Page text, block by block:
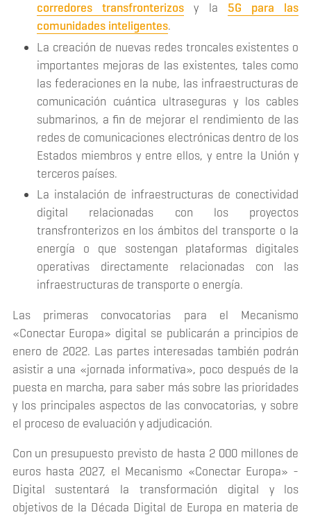
corredores transfronterizos y la 5G para las
comunidades inteligentes.
La creación de nuevas redes troncales existentes o
importantes mejoras de las existentes, tales como
las federaciones en la nube, las infraestructuras de
comunicación cuántica ultraseguras y los cables
submarinos, a fin de mejorar el rendimiento de las
redes de comunicaciones electrónicas dentro de los
Estados miembros y entre ellos, y entre la Unión y
terceros países.
La instalación de infraestructuras de conectividad
digital relacionadas con los proyectos
transfronterizos en los ámbitos del transporte o la
energía o que sostengan plataformas digitales
operativas directamente relacionadas con las
infraestructuras de transporte o energía.
Las primeras convocatorias para el Mecanismo
«Conectar Europa» digital se publicarán a principios de
enero de 2022. Las partes interesadas también podrán
asistir a una «jornada informativa», poco después de la
puesta en marcha, para saber más sobre las prioridades
y los principales aspectos de las convocatorias, y sobre
el proceso de evaluación y adjudicación.
Con un presupuesto previsto de hasta 2 000 millones de
euros hasta 2027, el Mecanismo «Conectar Europa» -
Digital sustentará la transformación digital y los
objetivos de la Década Digital de Europa en materia de